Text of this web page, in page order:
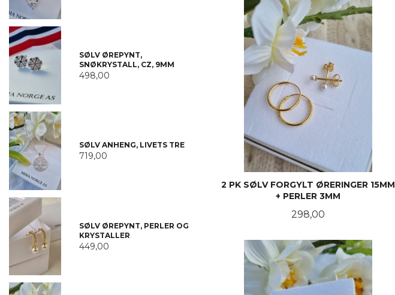
2 PK SØLV FORGYLT ØRERINGER 15MM
+ PERLER 3MM
Pris
298,00
KJØP
SØLV ØREPYNT,
SNØKRYSTALL, CZ, 9MM
498,00
SØLV ANHENG, LIVETS TRE
719,00
SØLV ØREPYNT, PERLER OG
KRYSTALLER
449,00